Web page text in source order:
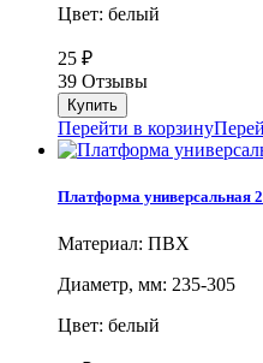
Цвет: белый
25 ₽
39 Отзывы
Перейти в корзину
Платформа универсальная
Материал: ПВХ
Диаметр, мм: 235-305
Цвет: белый